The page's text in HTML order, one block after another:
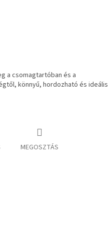
a csomagtartóban és a
könnyű, hordozható és ideális
MEGOSZTÁS